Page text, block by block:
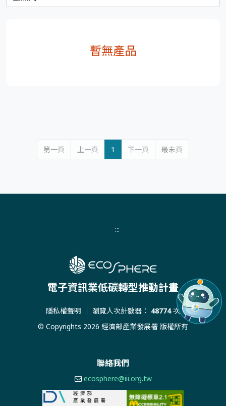
暫無產品
第一頁 上一頁 1 下一頁 最末頁
:::
電子資訊業低碳轉型推動計畫
隱私權聲明 ｜ 瀏覽人次計數器： 48774次
© Copyrights 2026 經濟部產業發展署 版權所有
聯絡我們
ecosphere@iii.org.tw